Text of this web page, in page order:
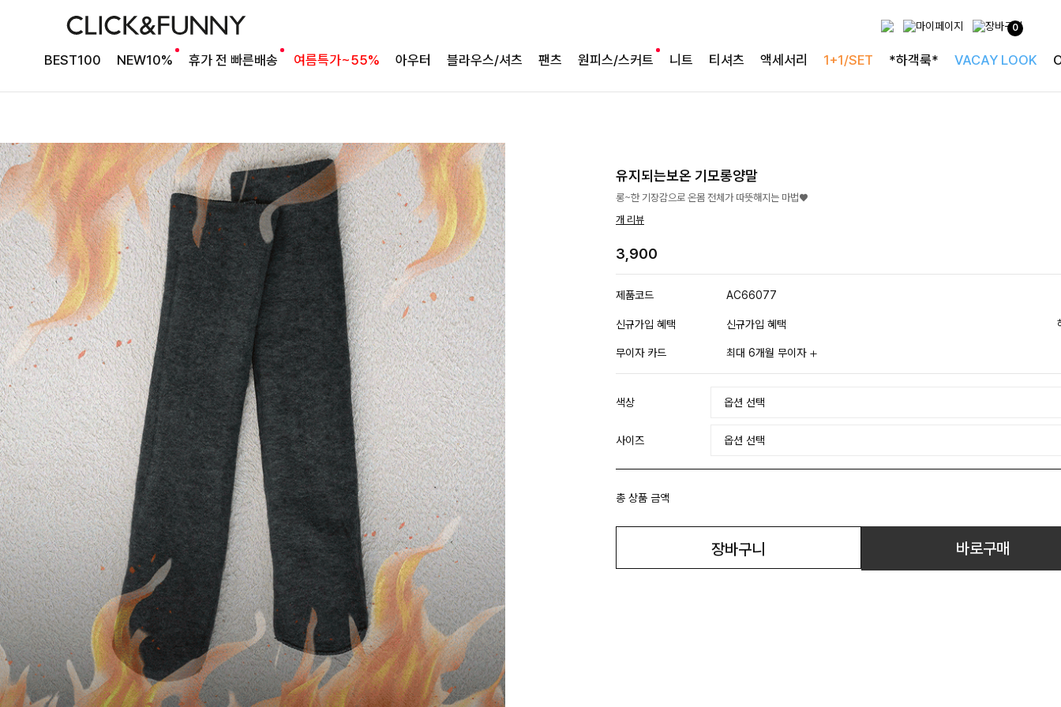
0
BEST100 NEW10% 휴가 전 빠른배송 여름특가~55% 아우터 블라우스/셔츠 팬츠 원피스/스커트 니트 티셔츠 액세서리 1+1/SET *하객룩* VACAY LOOK
유지되는보온 기모롱양말
롱~한 기장감으로 온몸 전체가 따뜻해지는 마법♥
개 리뷰
3,900
제품코드 AC66077
신규가입 혜택 신규가입 혜택
무이자 카드 최대 6개월 무이자
색상
사이즈
총 상품 금액
장바구니 바로구매